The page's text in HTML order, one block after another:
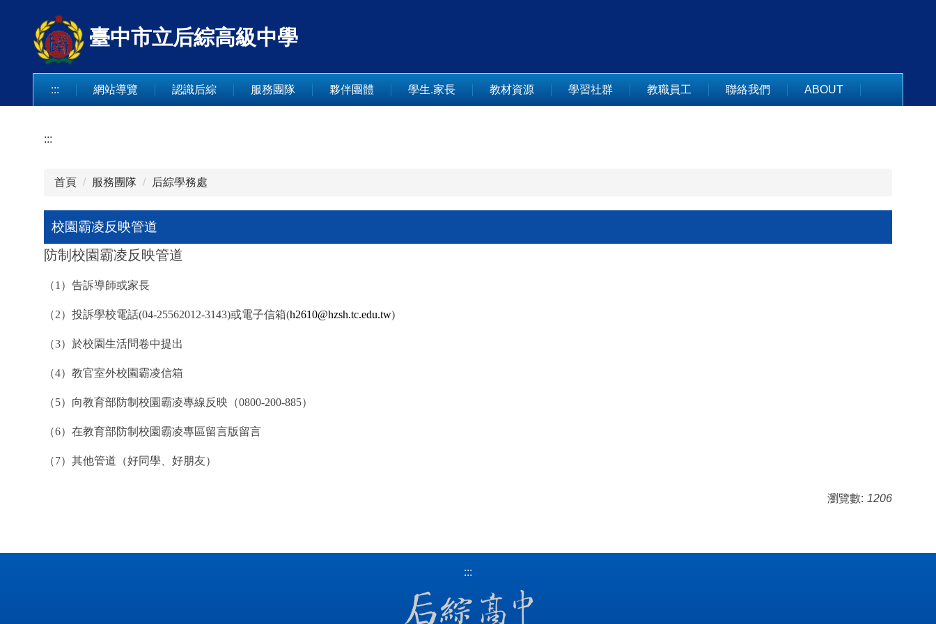
臺中市立后綜高級中學
::: 網站導覽 認識后綜 服務團隊 夥伴團體 學生.家長 教材資源 學習社群 教職員工 聯絡我們 ABOUT
:::
首頁 服務團隊 后綜學務處
校園霸凌反映管道
防制校園霸凌反映管道
（1）告訴導師或家長
（2）投訴學校電話(04-25562012-3143)或電子信箱(h2610@hzsh.tc.edu.tw)
（3）於校園生活問卷中提出
（4）教官室外校園霸凌信箱
（5）向教育部防制校園霸凌專線反映（0800-200-885）
（6）在教育部防制校園霸凌專區留言版留言
（7）其他管道（好同學、好朋友）
瀏覽數: 1206
:::